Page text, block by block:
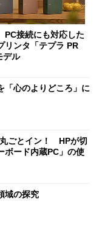
PC接続にも対応した
リンタ「テプラ PR
デル
「心のよりどころ」に
ごとイン！ HPが切
ボード内蔵PC」の使
域の探究